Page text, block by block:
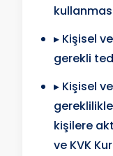
▸ Kişisel
gerekli
▸ Kişisel
kişilere
ve KVK